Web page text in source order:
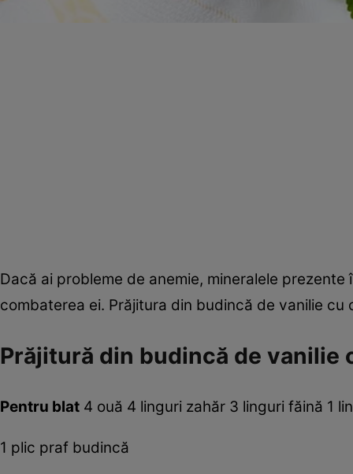
Dacă ai probleme de anemie, mineralele
combaterea ei. Prăjitura din budincă de vanilie
Prăjitură din budincă de vanilie
Pentru blat 4 ouă 4 linguri zahăr 3 linguri făină 1
1 plic praf budincă